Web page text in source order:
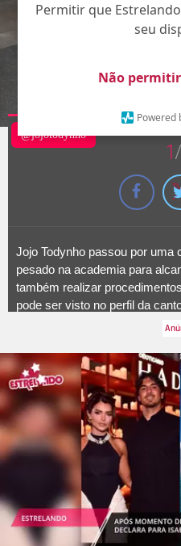
Permitir que
seu
Não permitir
Powered
@jojotodynho
1
Jojo Todynho passou por uma
pesado na academia para
também realizar
pode ser visto no perfil da
sempre faz questão de